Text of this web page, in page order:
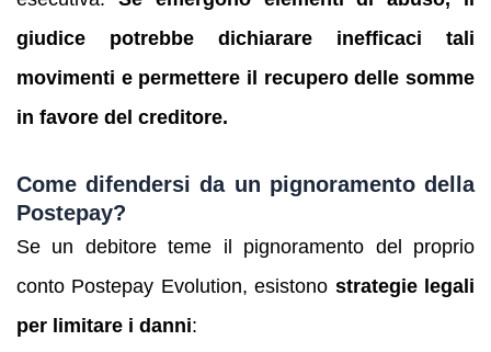
giudice potrebbe dichiarare inefficaci tali
movimenti e permettere il recupero delle somme
in favore del creditore.
Come difendersi da un pignoramento della
Postepay?
Se un debitore teme il pignoramento del proprio
conto Postepay Evolution, esistono strategie legali
per limitare i danni: